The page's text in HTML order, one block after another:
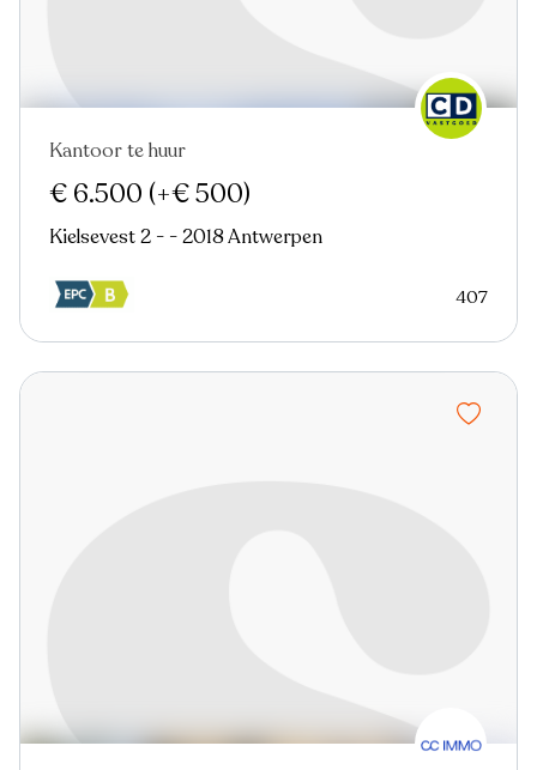
Nieuw
Kantoor te huur
€ 6.500 (+€ 500)
Kielsevest 2 - - 2018 Antwerpen
407